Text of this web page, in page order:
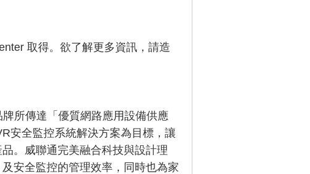
取得。欲了解更多資訊，請造
所傳達「優質網路應用設備供應
安全監控系統解決方案為目標，讓
。威聯通完美融合科技與設計理
安全監控的管理效率，同時也為家